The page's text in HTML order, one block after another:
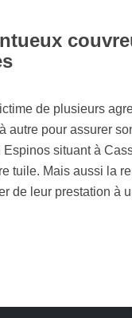
de plusieurs
autre pour assurer
Espinos situant à
tuile. Mais aussi la
de leur prestation à